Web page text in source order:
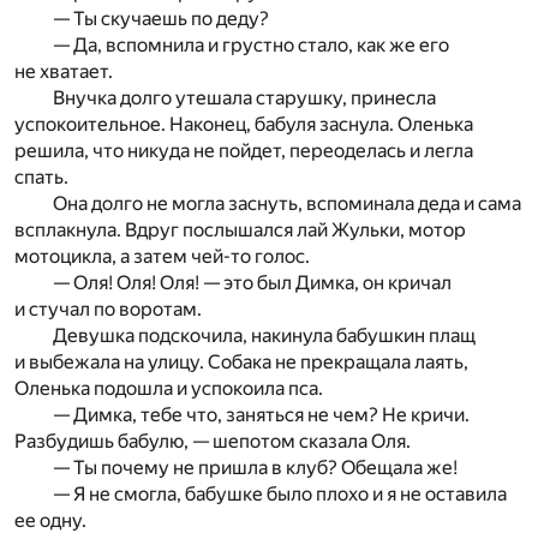
— Ты скучаешь по деду?
— Да, вспомнила и грустно стало, как же его
не хватает.
Внучка долго утешала старушку, принесла
успокоительное. Наконец, бабуля заснула. Оленька
решила, что никуда не пойдет, переоделась и легла
спать.
Она долго не могла заснуть, вспоминала деда и сама
всплакнула. Вдруг послышался лай Жульки, мотор
мотоцикла, а затем чей-то голос.
— Оля! Оля! Оля! — это был Димка, он кричал
и стучал по воротам.
Девушка подскочила, накинула бабушкин плащ
и выбежала на улицу. Собака не прекращала лаять,
Оленька подошла и успокоила пса.
— Димка, тебе что, заняться не чем? Не кричи.
Разбудишь бабулю, — шепотом сказала Оля.
— Ты почему не пришла в клуб? Обещала же!
— Я не смогла, бабушке было плохо и я не оставила
ее одну.